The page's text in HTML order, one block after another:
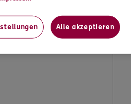
Alle akzeptieren